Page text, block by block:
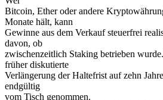
Bitcoin, Ether oder andere
Monate hält, kann
Gewinne aus dem Verkauf steuerfrei
davon, ob
zwischenzeitlich Staking betrieben
früher diskutierte
Verlängerung der Haltefrist auf zehn
endgültig
vom Tisch genommen.